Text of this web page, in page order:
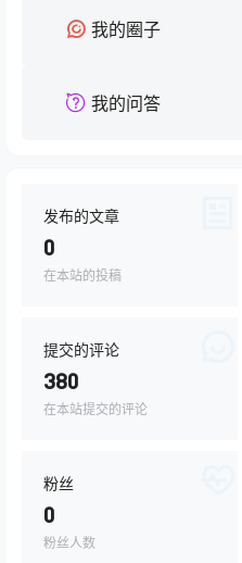
我的圈子
我的问答
发布的文章
0
在本站的投稿
提交的评论
380
在本站提交的评论
粉丝
0
粉丝人数